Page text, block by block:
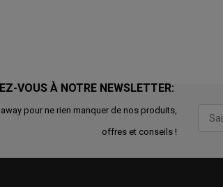
VOUS À NOTRE NEWSLETTER:
pour ne rien manquer de nos produits,
offres et conseils !